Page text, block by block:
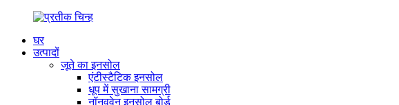
घर
उत्पादों
जूते का इनसोल
एंटीस्टैटिक इनसोल
धूप में सुखाना सामग्री
नॉनवुवेन इनसोल बोर्ड